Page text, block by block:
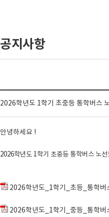
공지사항
2026학년도 1학기 초중등 통학버스
안녕하세요 !
2026학년도 1학기 초중등 통학버스 노
2026학년도_1학기_초등_통학
2026학년도_1학기_중등_통학